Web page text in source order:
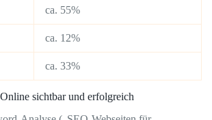
ca. 55%
ca. 12%
ca. 33%
sichtbar und erfolgreich